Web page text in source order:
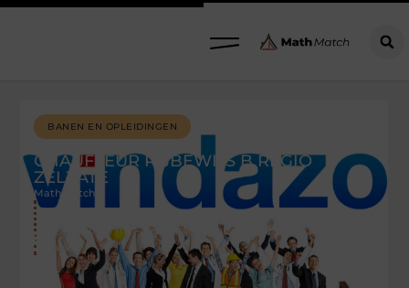
BANEN EN OPLEIDINGEN
CHAUFFEUR RIJBEWIJS B REGIO
ZELZATE
Mathmatch
Functie 90% van uw werk omvat het ophalen van mensen
thuis (of in rust- en verpleeghuizen) en het terugsturen
van